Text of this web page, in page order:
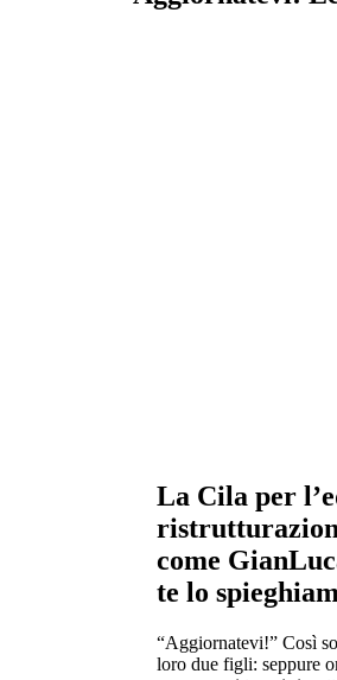
La Cila per
come
te lo
“Aggiornatevi!” Così
loro due figli: seppure